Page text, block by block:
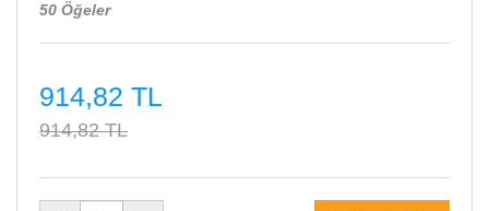
50 Öğeler
914,82 TL
914,82 TL